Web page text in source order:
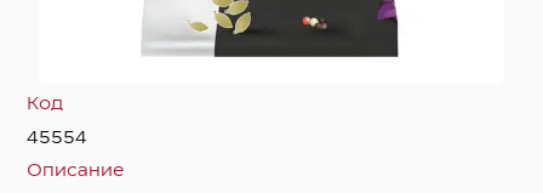
Код
45554
Описание